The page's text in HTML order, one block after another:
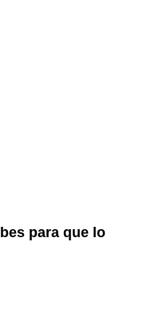
para que lo